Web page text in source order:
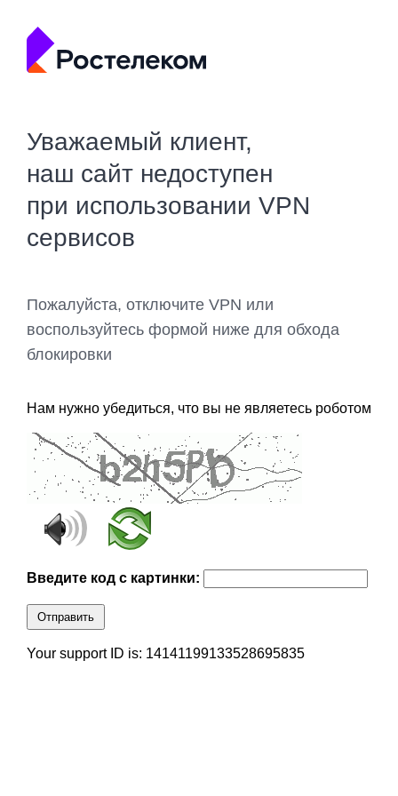
Уважаемый клиент,
наш сайт недоступен
при использовании VPN
сервисов
Пожалуйста, отключите VPN или
воспользуйтесь формой ниже для обхода
блокировки
Нам нужно убедиться, что вы не являетесь роботом
Введите код с картинки:
Отправить
Your support ID is: 14141199133528695835